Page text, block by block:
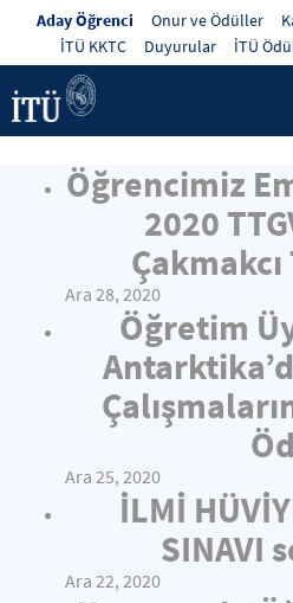
Aday Öğrenci Onur ve Ödüller
İTÜ KKTC
Duyurular İTÜ
Öğrencimiz
2020
Ara 28, 2020
Öğretim
Ara 25, 2020
İLMİ
SINAVI
Ara 22, 2020